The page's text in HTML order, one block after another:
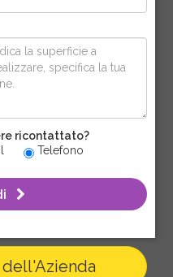
ricontattato?
Telefono
dell'Azienda